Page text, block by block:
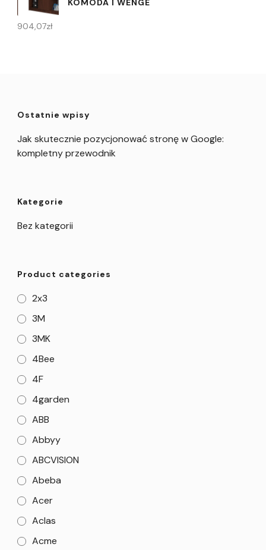
KOMODA I WENGE
904,07zł
Ostatnie wpisy
Jak skutecznie pozycjonować stronę w Google:
kompletny przewodnik
Kategorie
Bez kategorii
Product categories
2x3
3M
3MK
4Bee
4F
4garden
ABB
Abbyy
ABCVISION
Abeba
Acer
Aclas
Acme